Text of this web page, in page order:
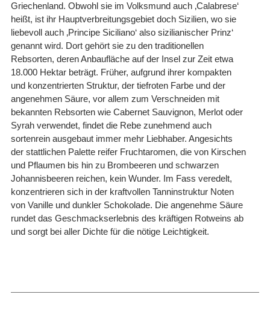
Griechenland. Obwohl sie im Volksmund auch ‚Calabrese‘
heißt, ist ihr Hauptverbreitungsgebiet doch Sizilien, wo sie
liebevoll auch ‚Principe Siciliano‘ also sizilianischer Prinz‘
genannt wird. Dort gehört sie zu den traditionellen
Rebsorten, deren Anbaufläche auf der Insel zur Zeit etwa
18.000 Hektar beträgt. Früher, aufgrund ihrer kompakten
und konzentrierten Struktur, der tiefroten Farbe und der
angenehmen Säure, vor allem zum Verschneiden mit
bekannten Rebsorten wie Cabernet Sauvignon, Merlot oder
Syrah verwendet, findet die Rebe zunehmend auch
sortenrein ausgebaut immer mehr Liebhaber. Angesichts
der stattlichen Palette reifer Fruchtaromen, die von Kirschen
und Pflaumen bis hin zu Brombeeren und schwarzen
Johannisbeeren reichen, kein Wunder. Im Fass veredelt,
konzentrieren sich in der kraftvollen Tanninstruktur Noten
von Vanille und dunkler Schokolade. Die angenehme Säure
rundet das Geschmackserlebnis des kräftigen Rotweins ab
und sorgt bei aller Dichte für die nötige Leichtigkeit.